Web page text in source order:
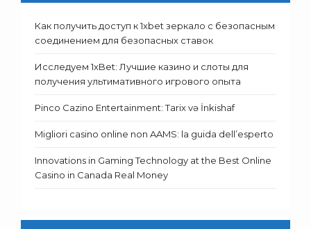
Как получить доступ к 1xbet зеркало с безопасным
соединением для безопасных ставок
Исследуем 1xBet: Лучшие казино и слоты для
получения ультимативного игрового опыта
Pinco Cazino Entertainment: Tarix və İnkishaf
Migliori casino online non AAMS: la guida dell’esperto
Innovations in Gaming Technology at the Best Online
Casino in Canada Real Money